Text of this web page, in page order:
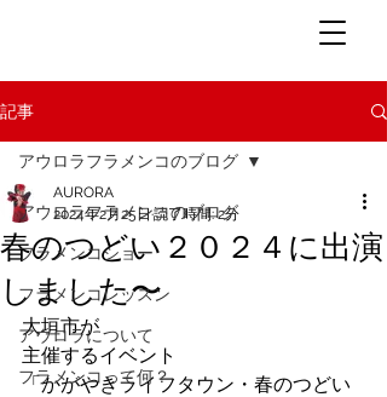
記事
アウロラフラメンコのブログ
フラメンコショー
フラメンコレッスン
アウロラについて
フラメンコって何？
アウロラフラメンコのブログ
春のつどい２０２４に出演
しました〜
AURORA
2024年2月25日読了時間: 2分
大垣市が
主催するイベント
「かがやきライフタウン・春のつどい